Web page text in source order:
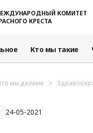
КОМИТЕТ
КРЕСТА
Кто мы такие
мы делаем
24-05-2021